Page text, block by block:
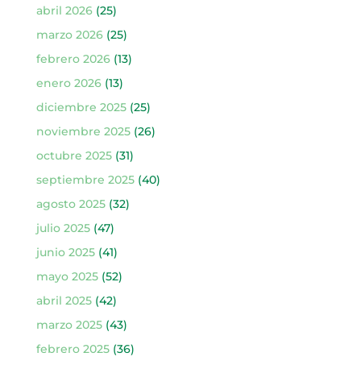
abril 2026(25)
marzo 2026(25)
febrero 2026(13)
enero 2026(13)
diciembre 2025(25)
noviembre 2025(26)
octubre 2025(31)
septiembre 2025(40)
agosto 2025(32)
julio 2025(47)
junio 2025(41)
mayo 2025(52)
abril 2025(42)
marzo 2025(43)
febrero 2025(36)